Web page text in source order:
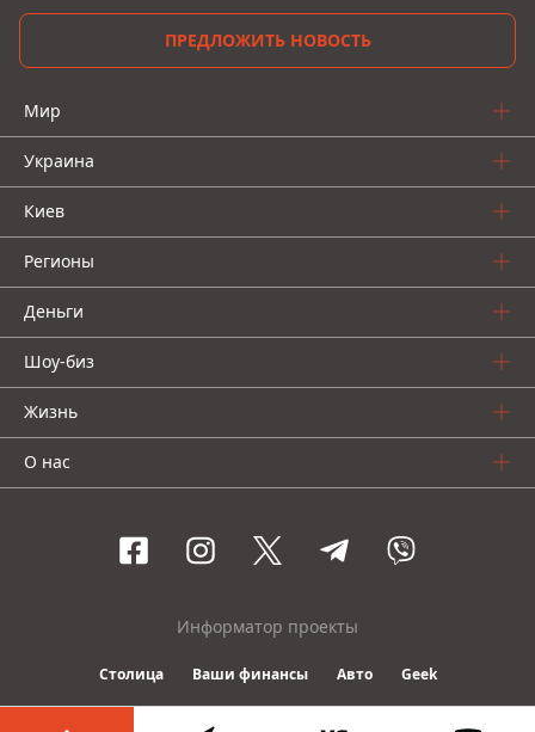
ПРЕДЛОЖИТЬ НОВОСТЬ
Мир
Украина
Киев
Регионы
Деньги
Шоу-биз
Жизнь
О нас
Информатор проекты
Столица Ваши финансы Авто Geek